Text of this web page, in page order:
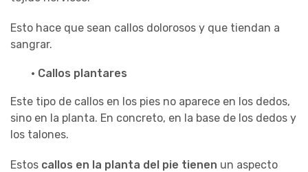
Esto hace que sean callos dolorosos y que tiendan a
sangrar.
· Callos plantares
Este tipo de callos en los pies no aparece en los dedos,
sino en la planta. En concreto, en la base de los dedos y
los talones.
Estos callos en la planta del pie tienen un aspecto